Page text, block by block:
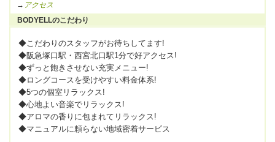
→ アクセス
BODYELLのこだわり
◆こだわりのスタッフがお待ちしてます!
◆阪急塚口駅・西宮北口駅1分で好アクセス!
◆ずっと飽きさせない充実メニュー!
◆ロングコースを受けやすい料金体系!
◆5つの個室リラックス!
◆心地よい音楽でリラックス!
◆アロマの香りに包まれてリラックス!
◆マニュアルに頼らない地域密着サービス